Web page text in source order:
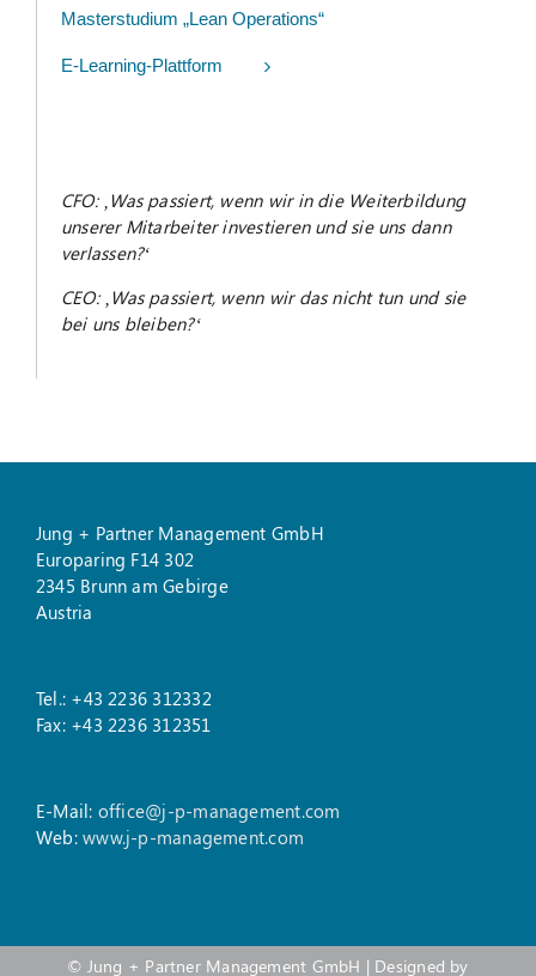
Masterstudium „Lean Operations“
E-Learning-Plattform
CFO: ‚Was passiert, wenn wir in die Weiterbildung
unserer Mitarbeiter investieren und sie uns dann
verlassen?‘
CEO: ‚Was passiert, wenn wir das nicht tun und sie
bei uns bleiben?‘
Jung + Partner Management GmbH
Europaring F14 302
2345 Brunn am Gebirge
Austria
Tel.: +43 2236 312332
Fax: +43 2236 312351
E-Mail: office@j-p-management.com
Web:www.j-p-management.com
© Jung + Partner Management GmbH | Designed by